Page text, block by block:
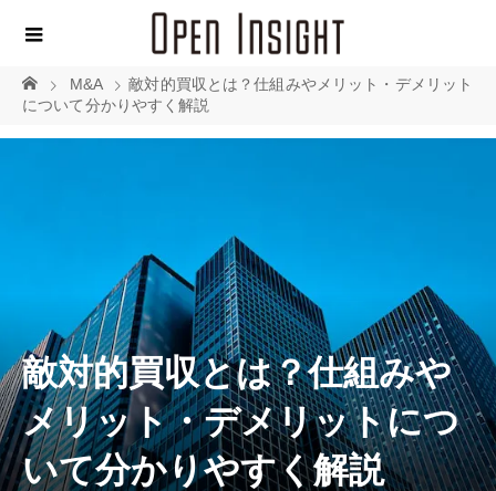
M&A
敵対的買収とは？仕組みやメリット・デメリット
について分かりやすく解説
敵対的買収とは？仕組みや
メリット・デメリットにつ
いて分かりやすく解説